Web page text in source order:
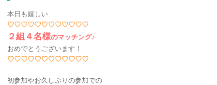
本日も嬉しい
♡♡♡♡♡♡♡♡♡♡♡♡
２組４名様のマッチング♪
おめでとうございます！
♡♡♡♡♡♡♡♡♡♡♡♡
初参加やお久しぶりの参加での